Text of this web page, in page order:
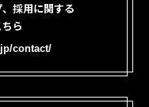
採用に関する
ら
contact/